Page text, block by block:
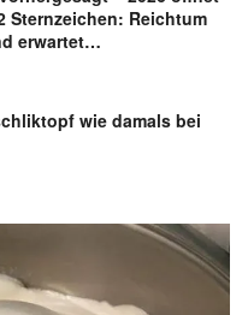
Sternzeichen: Reichtum
erwartet…
wie damals bei